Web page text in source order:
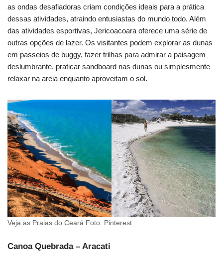
as ondas desafiadoras criam condições ideais para a prática
dessas atividades, atraindo entusiastas do mundo todo. Além
das atividades esportivas, Jericoacoara oferece uma série de
outras opções de lazer. Os visitantes podem explorar as dunas
em passeios de buggy, fazer trilhas para admirar a paisagem
deslumbrante, praticar sandboard nas dunas ou simplesmente
relaxar na areia enquanto aproveitam o sol.
Veja as Praias do Ceará Foto: Pinterest
Canoa Quebrada – Aracati